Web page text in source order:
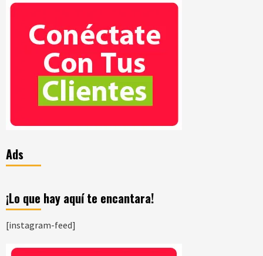
Ads
¡Lo que hay aquí te encantara!
[instagram-feed]